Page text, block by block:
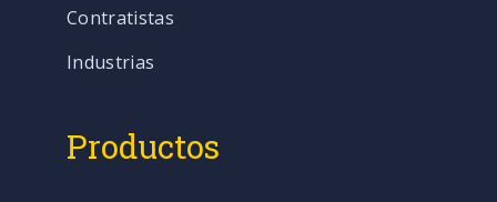
Contratistas
Industrias
Productos